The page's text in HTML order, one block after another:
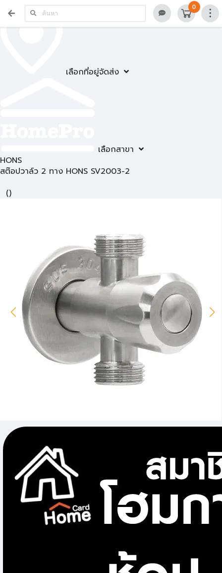
เลือกที่อยู่จัดส่ง
เลือกสาขา
0
HONS
สต๊อปวาล์ว 2 ทาง HONS SV2003-2
()